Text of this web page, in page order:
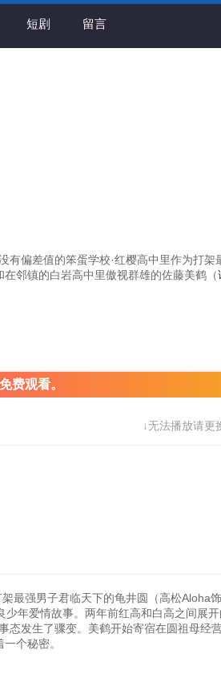
短剧 留言
有偏差值的笨蛋学校·红樱高中里作为打架
邻镇的白岩高中里傲视群雄的佐藤美鹤（
费观看。
↓无法播放请更
最强男子君临天下的龟井圆（高松Aloha
年爱情故事。两年前红高和白高之间展
态发生了骤变。美鹤开始寄宿在圆祖母经
个秘密。